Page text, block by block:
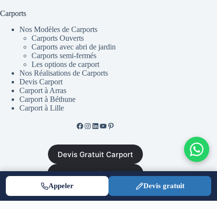
Carports
Nos Modèles de Carports
Carports Ouverts
Carports avec abri de jardin
Carports semi-fermés
Les options de carport
Nos Réalisations de Carports
Devis Carport
Carport à Arras
Carport à Béthune
Carport à Lille
Facebook de ML Fusion
Instgram
LinkedIn
YouTube
Pinterest
Devis Gratuit Carport
Devis Gratuit Escalier
Mentions Légales• •Politique de
confidentialité|Equinoxal.fr
Appeler Devis gratuit